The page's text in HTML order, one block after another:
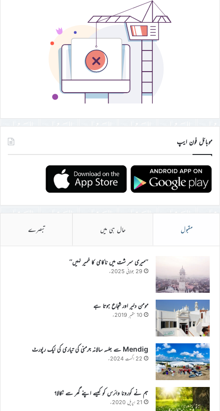
موبائل فون ایپ
مقبول حال ہی میں تبصرے
’’میری سر شت میں ناکامی کا خمیر نہیں‘‘
29 جولائی 2025ء
مومن دلیر اور شجاع ہوتا ہے
10 ستمبر 2019ء
Mendig سے جلسہ سالانہ جرمنی کی تیاری کی ایک رپورٹ
22 اگست 2024ء
ہم نے کورونا وائرس کو کیسے اپنے گھر سے نکالا؟
21 اپریل 2020ء